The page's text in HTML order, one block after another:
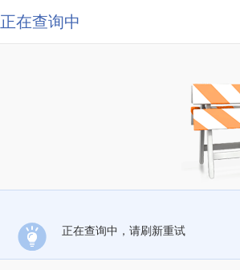
正在查询中
正在查询中，请刷新重试